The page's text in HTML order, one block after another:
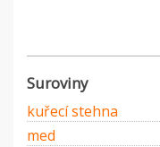
Suroviny
kuřecí stehna
med